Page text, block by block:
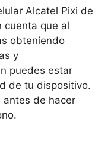
Alcatel Pixi de
cuenta que al
obteniendo
y
puedes estar
de tu dispositivo.
de hacer